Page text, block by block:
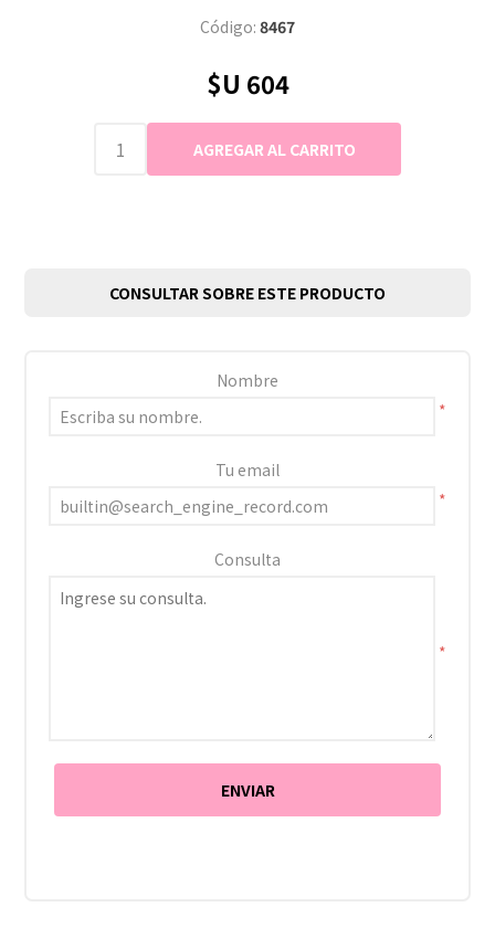
Código: 8467
$U 604
CONSULTAR SOBRE ESTE PRODUCTO
Nombre
*
Tu email
*
Consulta
*